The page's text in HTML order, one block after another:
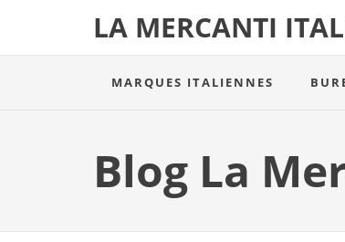
LA MERCANTI
MARQUES ITALIENNES
Blog La